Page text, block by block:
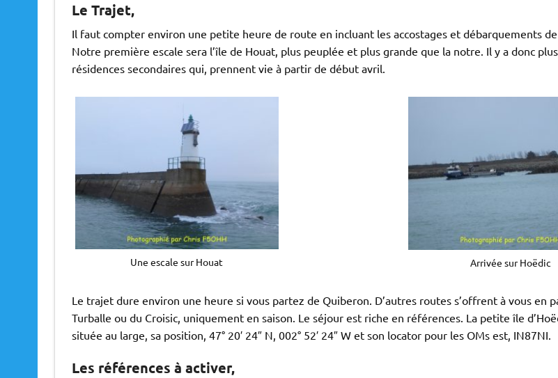
Le Trajet,
Il faut compter environ une petite heure de route en incluant les accostages et débarquements de
Notre première escale sera l’île de Houat, plus peuplée et plus grande que la notre. Il y a donc
résidences secondaires qui, prennent vie à partir de début avril.
Une escale sur Houat Arrivée sur Hoëdic
Le trajet dure environ une heure si vous partez de Quiberon. D’autres routes s’offrent à vous en
Turballe ou du Croisic, uniquement en saison. Le séjour est riche en références. La petite île
située au large, sa position, 47° 20′ 24″ N, 002° 52′ 24″ W et son locator pour les OMs est, IN87NI.
Les références à activer,